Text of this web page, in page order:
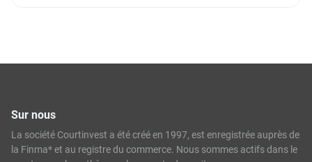
Sur nous
La société Courtinvest a été créé en 1997, est enregistrée auprès de
la Finma* et au registre du commerce. Nous sommes actifs dans le